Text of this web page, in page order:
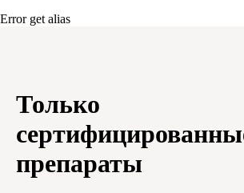
Error get alias
Только
препараты